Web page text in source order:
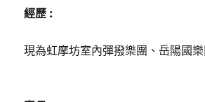
經歷 :
現為虹摩坊室內彈撥樂團、岳陽國樂